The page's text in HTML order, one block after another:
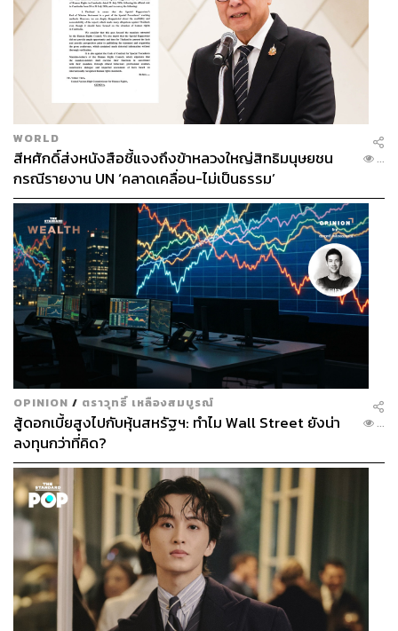
WORLD
สีหศักดิ์ส่งหนังสือชี้แจงถึงข้าหลวงใหญ่สิทธิมนุษยชน
กรณีรายงาน UN ‘คลาดเคลื่อน-ไม่เป็นธรรม’
...
OPINION / ตราวุทธิ์ เหลืองสมบูรณ์
สู้ดอกเบี้ยสูงไปกับหุ้นสหรัฐฯ: ทำไม Wall Street ยังน่า
ลงทุนกว่าที่คิด?
...